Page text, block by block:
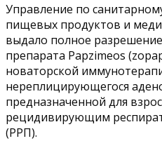
Управление по
пищевых продуктов и
выдало полное
препарата Papzimeos
новаторской
нереплицирующегося
предназначенной для
рецидивирующим
(РРП).